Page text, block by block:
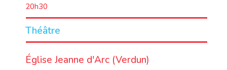
20h30
Théâtre
LIEU
Église Jeanne d'Arc (Verdun)